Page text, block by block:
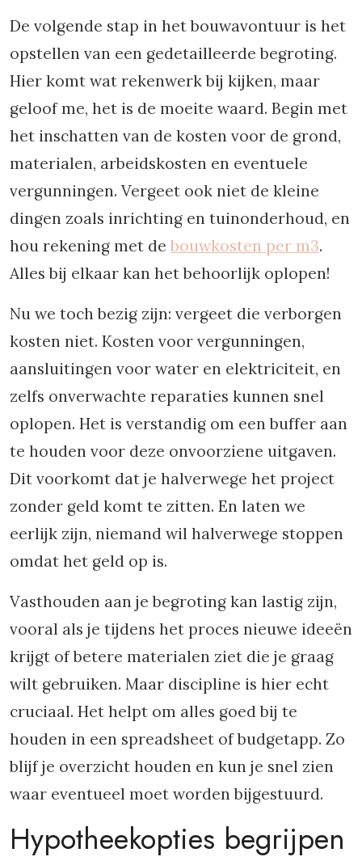
De volgende stap in het bouwavontuur is het
opstellen van een gedetailleerde begroting.
Hier komt wat rekenwerk bij kijken, maar
geloof me, het is de moeite waard. Begin met
het inschatten van de kosten voor de grond,
materialen, arbeidskosten en eventuele
vergunningen. Vergeet ook niet de kleine
dingen zoals inrichting en tuinonderhoud, en
hou rekening met de bouwkosten per m3.
Alles bij elkaar kan het behoorlijk oplopen!
Nu we toch bezig zijn: vergeet die verborgen
kosten niet. Kosten voor vergunningen,
aansluitingen voor water en elektriciteit, en
zelfs onverwachte reparaties kunnen snel
oplopen. Het is verstandig om een buffer aan
te houden voor deze onvoorziene uitgaven.
Dit voorkomt dat je halverwege het project
zonder geld komt te zitten. En laten we
eerlijk zijn, niemand wil halverwege stoppen
omdat het geld op is.
Vasthouden aan je begroting kan lastig zijn,
vooral als je tijdens het proces nieuwe ideeën
krijgt of betere materialen ziet die je graag
wilt gebruiken. Maar discipline is hier echt
cruciaal. Het helpt om alles goed bij te
houden in een spreadsheet of budgetapp. Zo
blijf je overzicht houden en kun je snel zien
waar eventueel moet worden bijgestuurd.
Hypotheekopties begrijpen